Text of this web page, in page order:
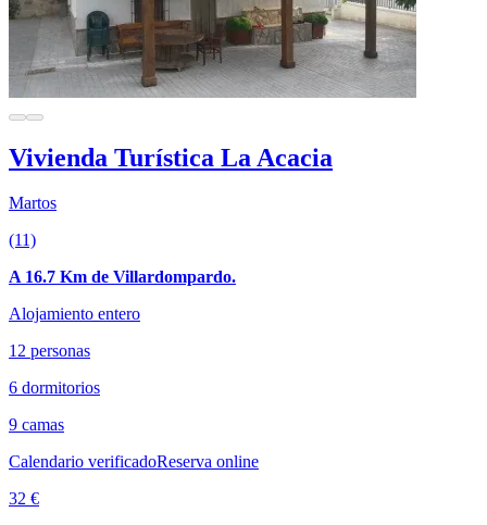
Vivienda Turística La Acacia
Martos
(11)
A 16.7 Km de Villardompardo.
Alojamiento entero
12 personas
6 dormitorios
9 camas
Calendario verificadoReserva online
32 €